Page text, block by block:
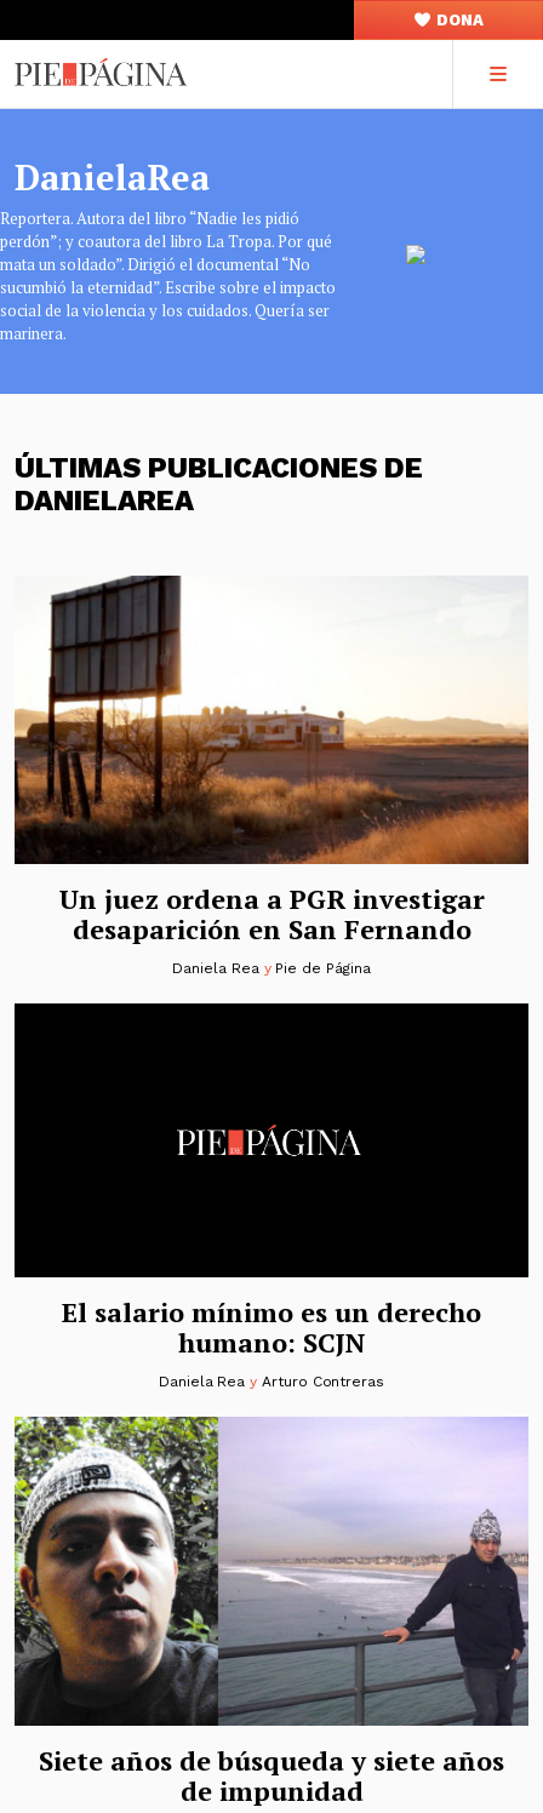
DONA
DanielaRea
Reportera. Autora del libro “Nadie les pidió
perdón”; y coautora del libro La Tropa. Por qué
mata un soldado”. Dirigió el documental “No
sucumbió la eternidad”. Escribe sobre el impacto
social de la violencia y los cuidados. Quería ser
marinera.
ÚLTIMAS PUBLICACIONES DE
DANIELAREA
Un juez ordena a PGR investigar
desaparición en San Fernando
Daniela Reay Pie de Página
El salario mínimo es un derecho
humano: SCJN
Daniela Rea yArturo Contreras
Siete años de búsqueda y siete años
de impunidad